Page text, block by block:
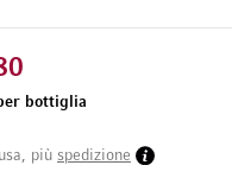
bottiglia
più spedizione